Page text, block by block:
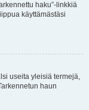
haku”-linkkiä
käyttämästäsi
useita yleisiä termejä,
haun